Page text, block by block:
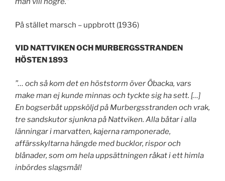
På stället marsch – uppbrott (1936)
VID NATTVIKEN OCH MURBERGSSTRANDEN
HÖSTEN 1893
”… och så kom det en höststorm över Öbacka, vars
make man ej kunde minnas och tyckte sig ha sett. […]
En bogserbåt uppsköljd på Murbergsstranden och vrak,
tre sandskutor sjunkna på Nattviken. Alla båtar i alla
länningar i marvatten, kajerna ramponerade,
affärsskyltarna hängde med bucklor, rispor och
blånader, som om hela uppsättningen råkat i ett himla
inbördes slagsmål!